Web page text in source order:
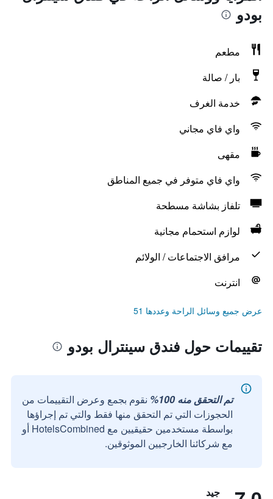
بودو
مطعم
بار / صالة
خدمة الغرف
واي فاي مجاني
مقهى
واي فاي متوفر في جميع المناطق
تلفاز بشاشة مسطحة
لوازم استحمام مجانية
مرافق الاجتماعات / الولائم
انترنت
عرض جميع وسائل الراحة وعددها 51
تقييمات حول فندق سينترال بودو
تم التحقق منه 100%
نقوم بجمع وعرض التقييمات من
الحجوزات التي تم التحقق منها فقط والتي تم إجراؤها
بواسطة مستخدمين حقيقيين مع HotelsCombined أو
مع شركائنا الخارجيين الموثوقين.
جيد